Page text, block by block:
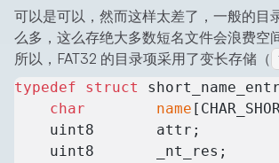
可以是可以，然而这样太差了，一般的目
么多，这么存绝大多数短名文件会浪费空间
所以，FAT32 的目录项采用了变长存储（
typedef struct
    char
        name
    uint8       attr;
    uint8       _nt_res;